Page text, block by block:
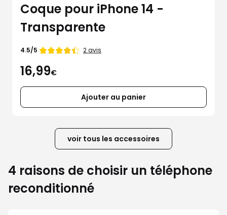
Coque pour iPhone 14 -
Transparente
Note
4.5/5 2 avis
16,99€
Ajouter au panier
voir tous les accessoires
4 raisons de choisir un téléphone
reconditionné